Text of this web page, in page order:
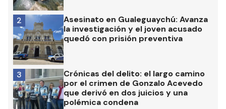
Asesinato en Gualeguaychú: Avanza
la investigación y el joven acusado
quedó con prisión preventiva
2
Crónicas del delito: el largo camino
por el crimen de Gonzalo Acevedo
que derivó en dos juicios y una
polémica condena
3